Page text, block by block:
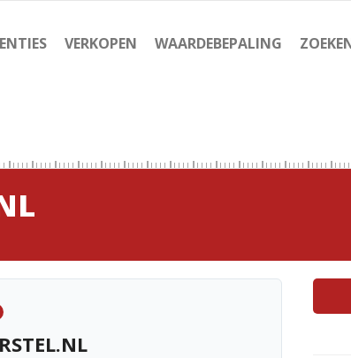
VERKOPEN WAARDEBEPALING